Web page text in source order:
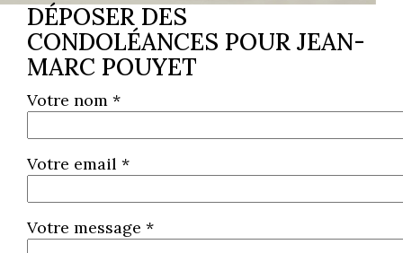
DÉPOSER DES
CONDOLÉANCES POUR JEAN-
MARC POUYET
Votre nom *
Votre email *
Votre message *